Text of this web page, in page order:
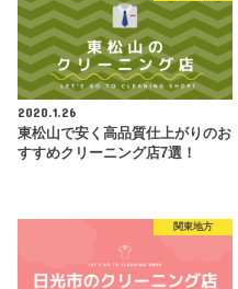
2020.1.26
東松山で安く高品質仕上がりのお
すすめクリーニング店7選！
関東地方